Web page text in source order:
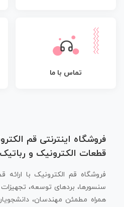
تماس با ما
فروشگاه اینترنتی قم
قطعات الکترونیک و رباتیک
فروشگاه قم الکترونیک با ارائه
سنسورها، بردهای توسعه،
همراه مطمئن مهندسان،